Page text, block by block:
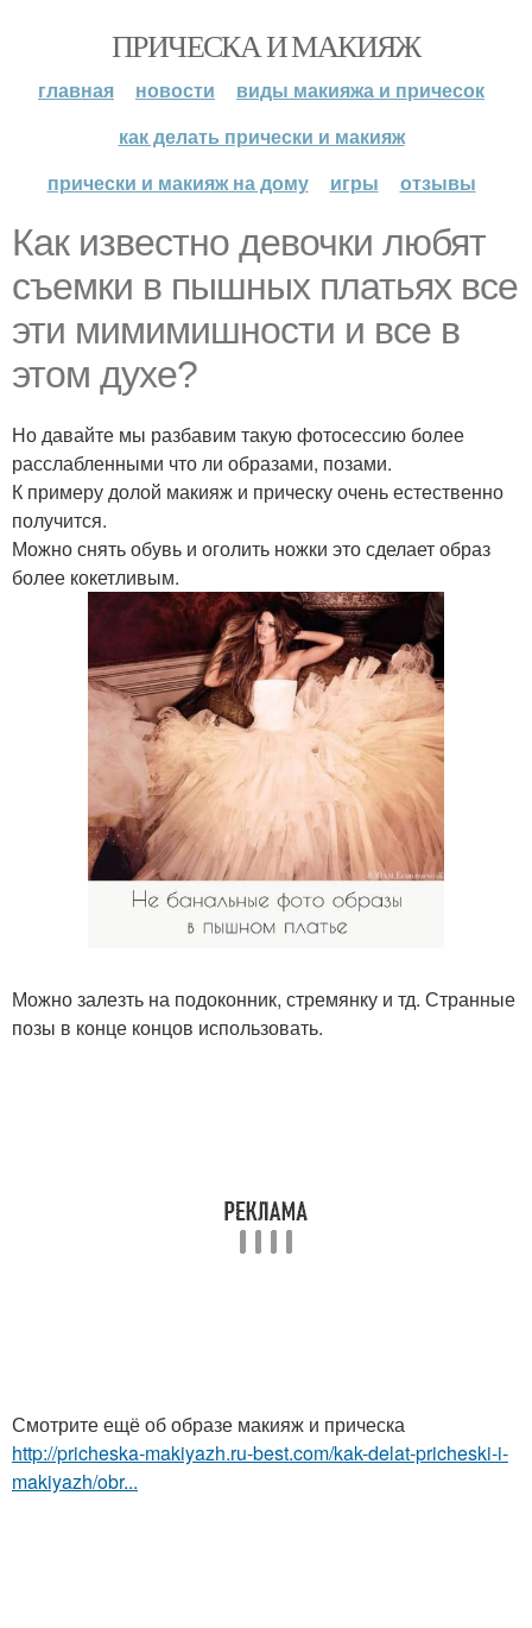
ПРИЧЕСКА И МАКИЯЖ
главная новости
виды макияжа и причесок
как делать прически и макияж
прически и макияж на дому
игры отзывы
Как известно девочки любят
съемки в пышных платьях все
эти мимимишности и все в
этом духе?
Но давайте мы разбавим такую фотосессию более
расслабленными что ли образами, позами.
К примеру долой макияж и прическу очень естественно
получится.
Можно снять обувь и оголить ножки это сделает образ
более кокетливым.
Можно залезть на подоконник, стремянку и тд. Странные
позы в конце концов использовать.
Смотрите ещё об образе макияж и прическа
http://pricheska-makiyazh.ru-best.com/kak-delat-pricheski-i-
makiyazh/obr...